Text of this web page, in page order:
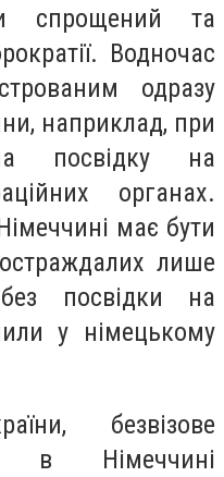
спрощений та
Водночас
одразу
наприклад, при
посвідку на
органах.
має бути
лише
посвідки на
у німецькому
безвізове
в Німеччині